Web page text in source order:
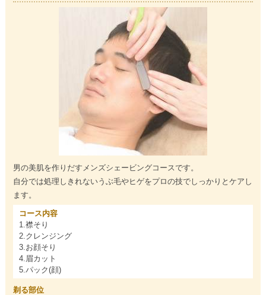
男の美肌を作りだすメンズシェービングコースです。
自分では処理しきれないうぶ毛やヒゲをプロの技でしっかりとケアし
ます。
コース内容
1.襟そり
2.クレンジング
3.お顔そり
4.眉カット
5.パック(顔)
剃る部位